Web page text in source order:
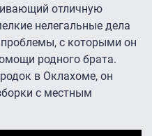
отличную
нелегальные дела
с которыми он
родного брата.
в Оклахоме, он
с местным